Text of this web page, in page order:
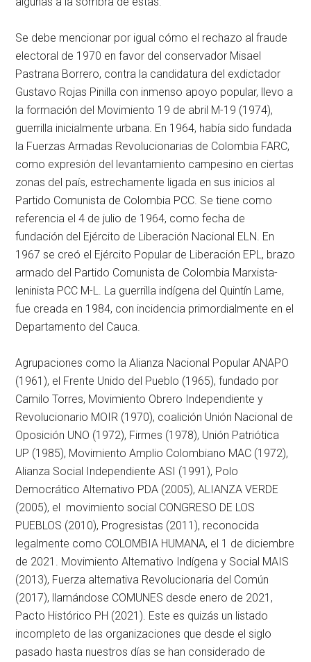
Se debe mencionar por igual cómo el rechazo al fraude
electoral de 1970 en favor del conservador Misael
Pastrana Borrero, contra la candidatura del exdictador
Gustavo Rojas Pinilla con inmenso apoyo popular, llevo a
la formación del Movimiento 19 de abril M-19 (1974),
guerrilla inicialmente urbana. En 1964, había sido fundada
la Fuerzas Armadas Revolucionarias de Colombia FARC,
como expresión del levantamiento campesino en ciertas
zonas del país, estrechamente ligada en sus inicios al
Partido Comunista de Colombia PCC. Se tiene como
referencia el 4 de julio de 1964, como fecha de
fundación del Ejército de Liberación Nacional ELN. En
1967 se creó el Ejército Popular de Liberación EPL, brazo
armado del Partido Comunista de Colombia Marxista-
leninista PCC M-L. La guerrilla indígena del Quintín Lame,
fue creada en 1984, con incidencia primordialmente en el
Departamento del Cauca.
Agrupaciones como la Alianza Nacional Popular ANAPO
(1961), el Frente Unido del Pueblo (1965), fundado por
Camilo Torres, Movimiento Obrero Independiente y
Revolucionario MOIR (1970), coalición Unión Nacional de
Oposición UNO (1972), Firmes (1978), Unión Patriótica
UP (1985), Movimiento Amplio Colombiano MAC (1972),
Alianza Social Independiente ASI (1991), Polo
Democrático Alternativo PDA (2005), ALIANZA VERDE
(2005), el movimiento social CONGRESO DE LOS
PUEBLOS (2010), Progresistas (2011), reconocida
legalmente como COLOMBIA HUMANA, el 1 de diciembre
de 2021. Movimiento Alternativo Indígena y Social MAIS
(2013), Fuerza alternativa Revolucionaria del Común
(2017), llamándose COMUNES desde enero de 2021,
Pacto Histórico PH (2021). Este es quizás un listado
incompleto de las organizaciones que desde el siglo
pasado hasta nuestros días se han considerado de